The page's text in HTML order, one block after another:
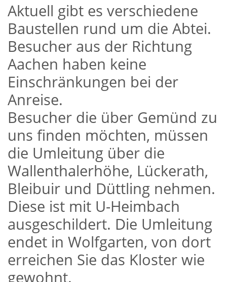
Aktuell gibt es verschiedene
Baustellen rund um die Abtei.
Besucher aus der Richtung
Aachen haben keine
Einschränkungen bei der
Anreise.
Besucher die über Gemünd zu
uns finden möchten, müssen
die Umleitung über die
Wallenthalerhöhe, Lückerath,
Bleibuir und Düttling nehmen.
Diese ist mit U-Heimbach
ausgeschildert. Die Umleitung
endet in Wolfgarten, von dort
erreichen Sie das Kloster wie
gewohnt.